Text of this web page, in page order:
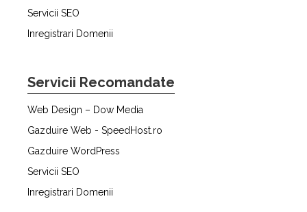
Servicii SEO
Inregistrari Domenii
Servicii Recomandate
Web Design – Dow Media
Gazduire Web - SpeedHost.ro
Gazduire WordPress
Servicii SEO
Inregistrari Domenii